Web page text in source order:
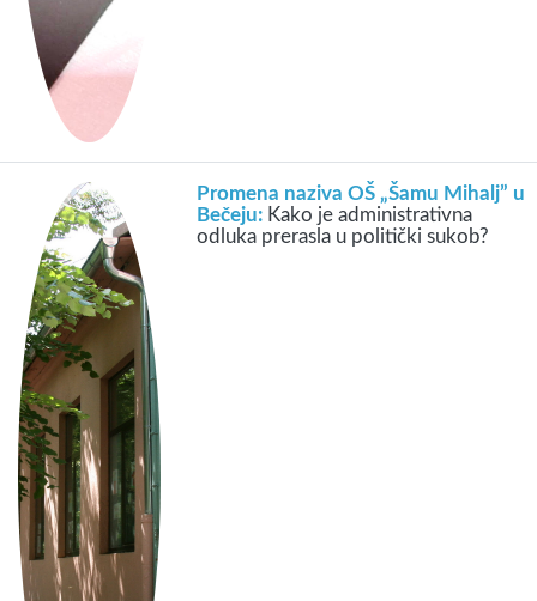
Promena naziva OŠ „Šamu Mihalj” u
Bečeju: Kako je administrativna
odluka prerasla u politički sukob?